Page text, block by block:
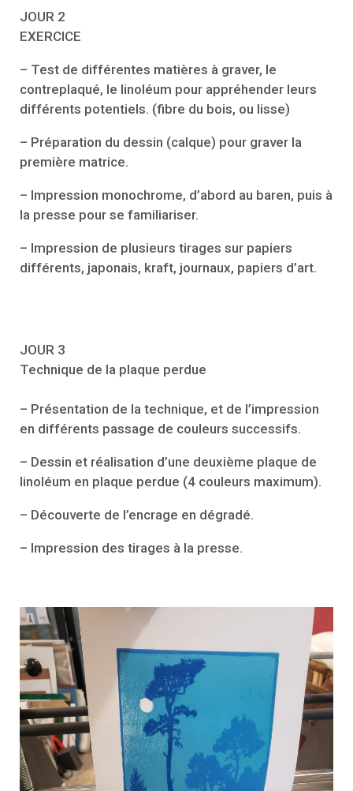
JOUR 2
EXERCICE
– Test de différentes matières à graver, le
contreplaqué, le linoléum pour appréhender leurs
différents potentiels. (fibre du bois, ou lisse)
– Préparation du dessin (calque) pour graver la
première matrice.
– Impression monochrome, d’abord au baren, puis à
la presse pour se familiariser.
– Impression de plusieurs tirages sur papiers
différents, japonais, kraft, journaux, papiers d’art.
JOUR 3
Technique de la plaque perdue
– Présentation de la technique, et de l’impression
en différents passage de couleurs successifs.
– Dessin et réalisation d’une deuxième plaque de
linoléum en plaque perdue (4 couleurs maximum).
– Découverte de l’encrage en dégradé.
– Impression des tirages à la presse.